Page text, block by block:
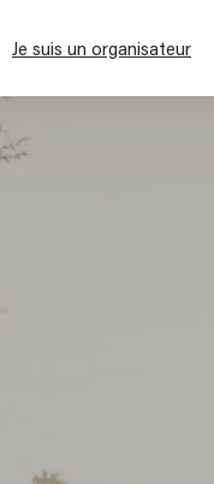
Je suis un organisateur